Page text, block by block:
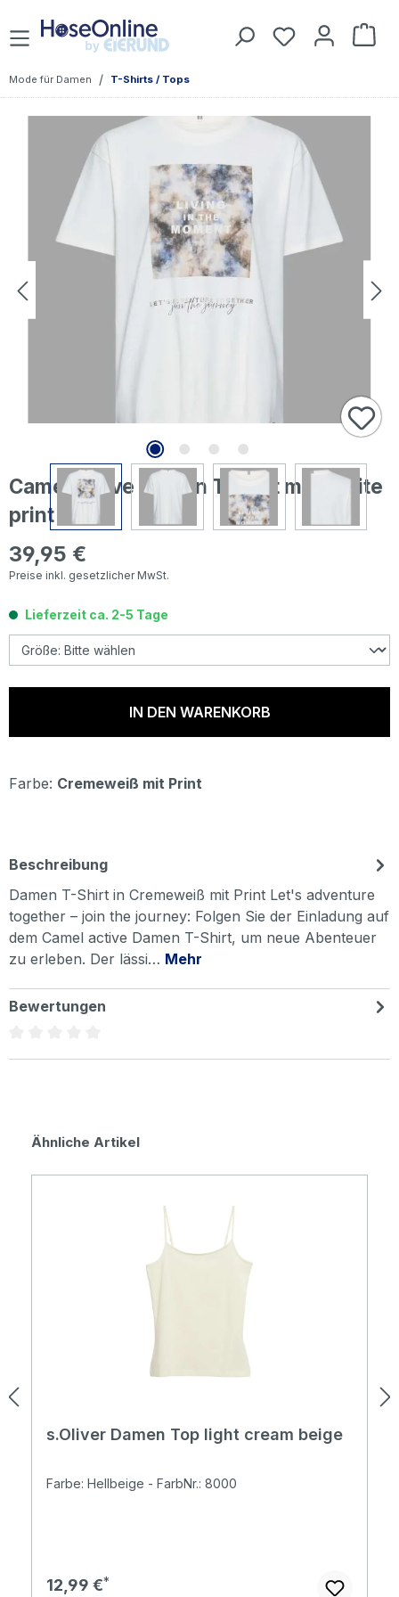
Zum Hauptinhalt springen Du hast 0
Mode für Damen / T-Shirts / Tops
Bildergalerie überspringen
Camel active Damen T-Shirt milk white
print
Regulärer Preis:
39,95 €
Preise inkl. gesetzlicher MwSt.
Lieferzeit ca. 2-5 Tage
IN DEN WARENKORB
Farbe: Cremeweiß mit Print
Beschreibung
Damen T-Shirt in Cremeweiß mit Print Let's adventure
together – join the journey: Folgen Sie der Einladung auf
dem Camel active Damen T-Shirt, um neue Abenteuer
zu erleben. Der lässi… Mehr
Bewertungen
Produktgalerie überspringen
Ähnliche Artikel
s.Oliver Damen Top light cream beige
Farbe: Hellbeige - FarbNr.: 8000
Regulärer Preis:
12,99 €